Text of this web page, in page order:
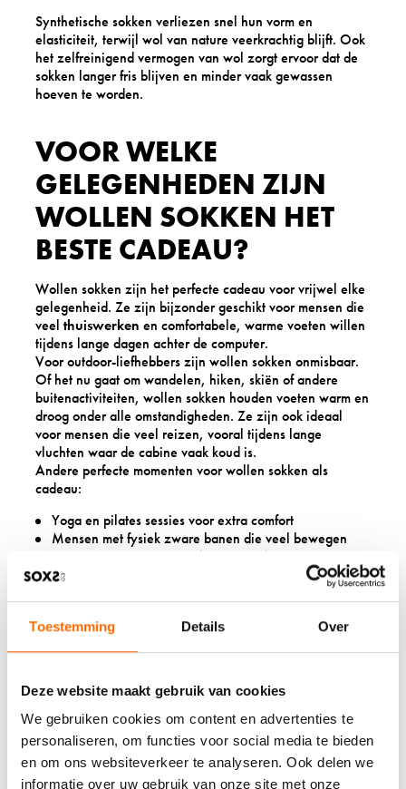
Toestemming Details Over
Deze website maakt gebruik van cookies
We gebruiken cookies om content en advertenties te
personaliseren, om functies voor social media te bieden
en om ons websiteverkeer te analyseren. Ook delen we
informatie over uw gebruik van onze site met onze
Synthetische sokken verliezen snel hun vorm en
elasticiteit, terwijl wol van nature veerkrachtig blijft. Ook
het zelfreinigend vermogen van wol zorgt ervoor dat de
sokken langer fris blijven en minder vaak gewassen
hoeven te worden.
VOOR WELKE
GELEGENHEDEN ZIJN
WOLLEN SOKKEN HET
BESTE CADEAU?
Wollen sokken zijn het perfecte cadeau voor vrijwel elke
gelegenheid. Ze zijn bijzonder geschikt voor mensen die
veel thuiswerken en comfortabele, warme voeten willen
tijdens lange dagen achter de computer.
Voor outdoor-liefhebbers zijn wollen sokken onmisbaar.
Of het nu gaat om wandelen, hiken, skiën of andere
buitenactiviteiten, wollen sokken houden voeten warm en
droog onder alle omstandigheden. Ze zijn ook ideaal
voor mensen die veel reizen, vooral tijdens lange
vluchten waar de cabine vaak koud is.
Andere perfecte momenten voor wollen sokken als
cadeau:
Yoga en pilates sessies voor extra comfort
Mensen met fysiek zware banen die veel bewegen
Ontspanningsmomenten thuis, voor die extra
gezelligheid
WAT ZIJN DE
MILIEUVRIENDELIJKE